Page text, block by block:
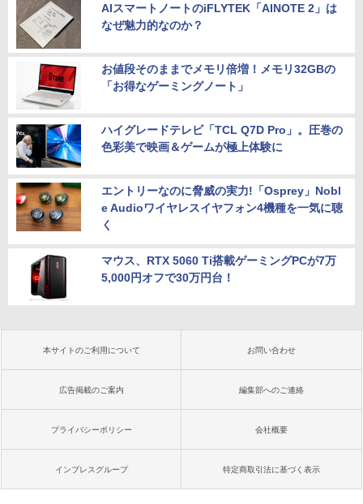
AIスマートノートのiFLYTEK「AINOTE 2」は
なぜ魅力的なのか？
お値段そのままでメモリ倍増！メモリ32GBの
「お得なゲーミングノート」
ハイグレードテレビ「TCL Q7D Pro」。圧巻の
色彩美で映画＆ゲームが極上体験に
エントリーなのに脅威の実力!「Osprey」Nobl
e Audioワイヤレスイヤフォン4機種を一気に聴
く
マウス、RTX 5060 Ti搭載ゲーミングPCが7万
5,000円オフで30万円台！
本サイトのご利用について お問い合わせ
広告掲載のご案内 編集部へのご連絡
プライバシーポリシー 会社概要
インプレスグループ 特定商取引法に基づく表示